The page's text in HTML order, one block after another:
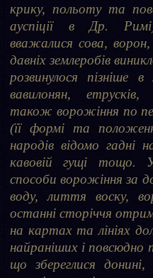
крику, польоту та
ауспіції в Др.
вважалися сова,
давніх землеробів
розвинулося пізніше
вавилонян, етрусків,
також ворожіння по
(її формі та
народів відомо гадні
кавовій гущі тощо.
способи ворожіння за
воду, лиття воску,
останні сторіччя
на картах та лініях
найраніших і повсюдно
що збереглися